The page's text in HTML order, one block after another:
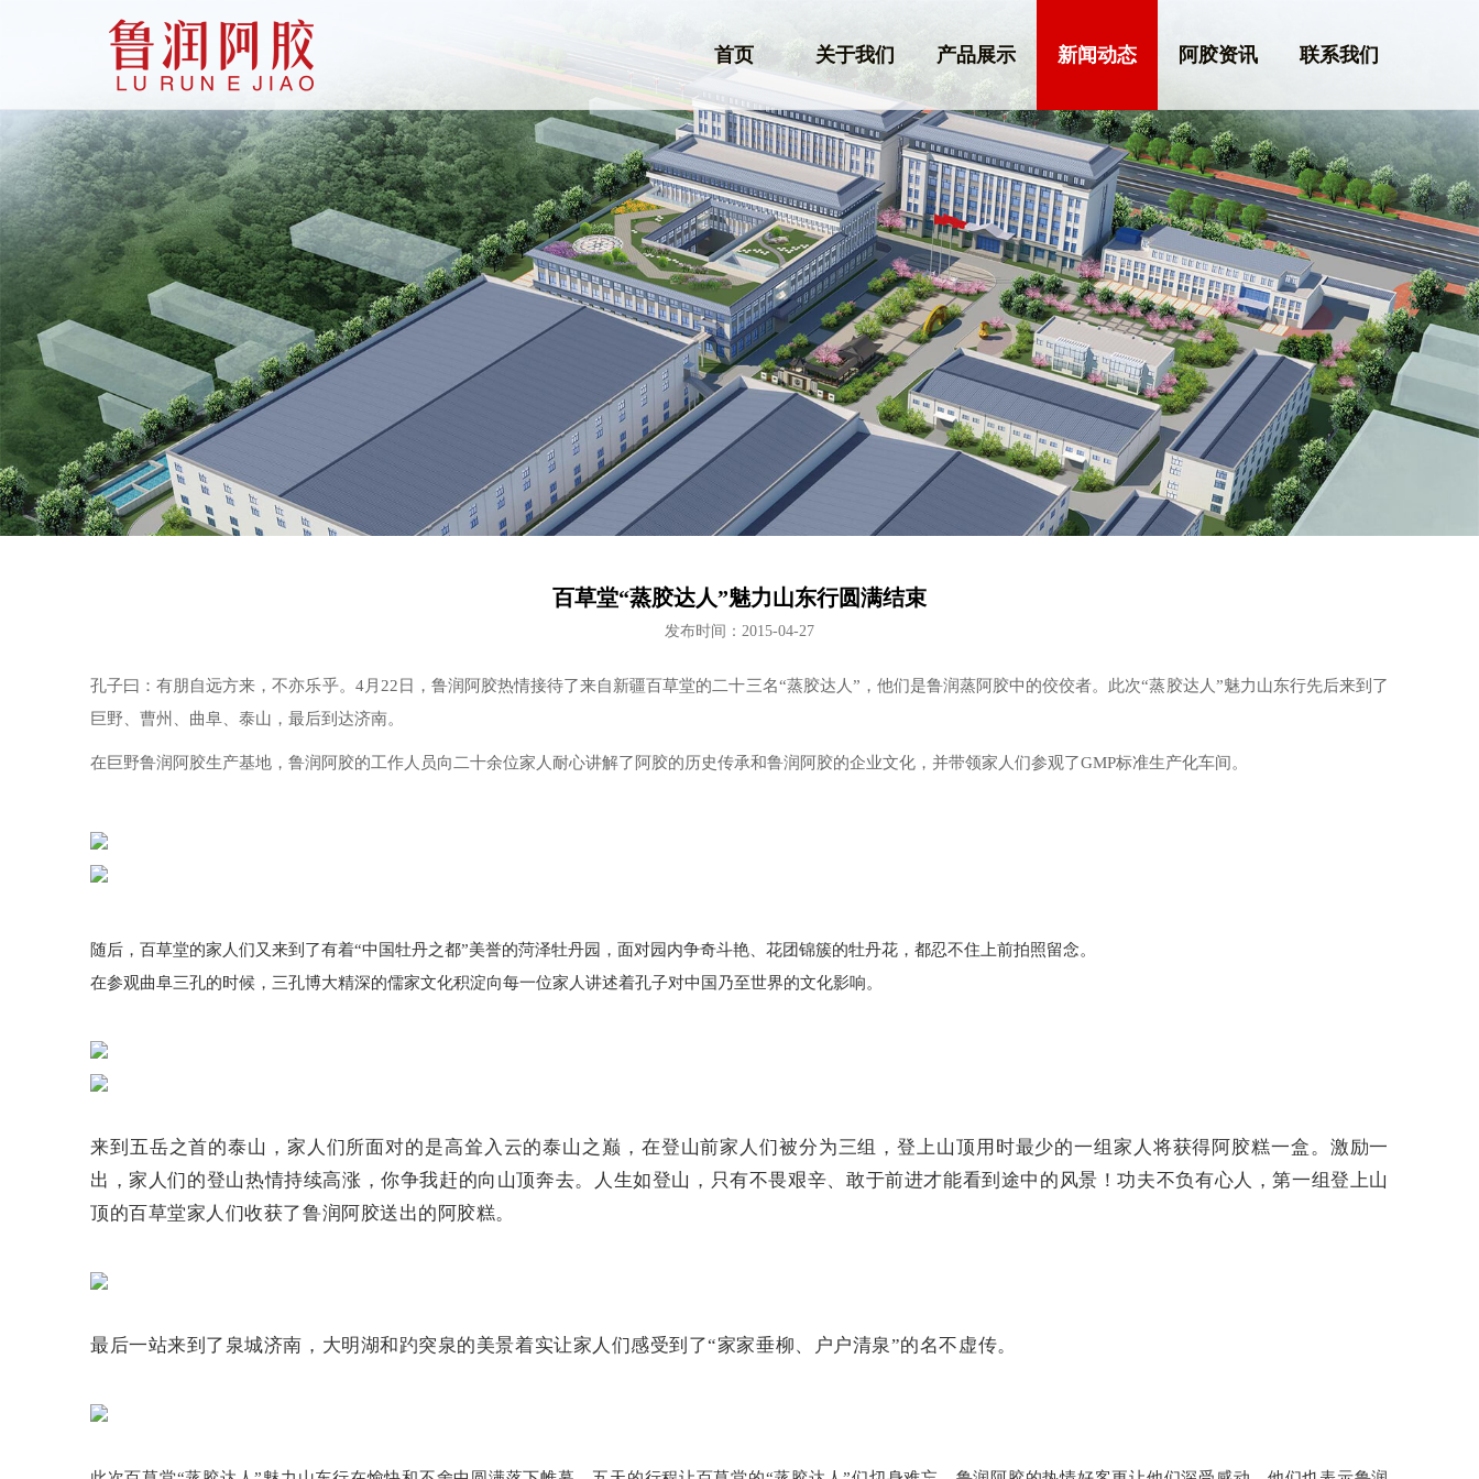
首页 关于我们 产品展示 新闻动态 阿胶资讯 联系我们
百草堂“蒸胶达人”魅力山东行圆满结束
发布时间：2015-04-27
孔子曰：有朋自远方来，不亦乐乎。4月22日，鲁润阿胶热情接待了来自新疆百草堂的二十三名“蒸胶达人”，他们是鲁润蒸阿胶中的佼佼者。此次“蒸胶达人”魅力山东行先后来到了
巨野、曹州、曲阜、泰山，最后到达济南。
在巨野鲁润阿胶生产基地，鲁润阿胶的工作人员向二十余位家人耐心讲解了阿胶的历史传承和鲁润阿胶的企业文化，并带领家人们参观了GMP标准生产化车间。
随后，百草堂的家人们又来到了有着“中国牡丹之都”美誉的菏泽牡丹园，面对园内争奇斗艳、花团锦簇的牡丹花，都忍不住上前拍照留念。
在参观曲阜三孔的时候，三孔博大精深的儒家文化积淀向每一位家人讲述着孔子对中国乃至世界的文化影响。
来到五岳之首的泰山，家人们所面对的是高耸入云的泰山之巅，在登山前家人们被分为三组，登上山顶用时最少的一组家人将获得阿胶糕一盒。激励一
出，家人们的登山热情持续高涨，你争我赶的向山顶奔去。人生如登山，只有不畏艰辛、敢于前进才能看到途中的风景！功夫不负有心人，第一组登上山
顶的百草堂家人们收获了鲁润阿胶送出的阿胶糕。
最后一站来到了泉城济南，大明湖和趵突泉的美景着实让家人们感受到了“家家垂柳、户户清泉”的名不虚传。